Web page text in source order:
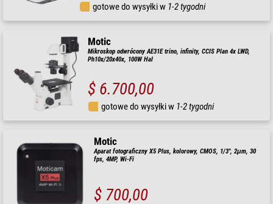
gotowe do wysyłki w 1-2 tygodni
Motic
Mikroskop odwrócony AE31E trino, infinity, CCIS Plan 4x LWD,
Ph10x/20x40x, 100W Hal
$ 6.700,00
gotowe do wysyłki w 1-2 tygodni
Motic
Aparat fotograficzny X5 Plus, kolorowy, CMOS, 1/3", 2μm, 30
fps, 4MP, Wi-Fi
$ 700,00